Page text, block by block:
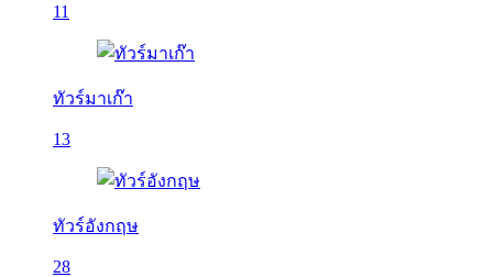
11
ทัวร์มาเก๊า
13
ทัวร์อังกฤษ
28